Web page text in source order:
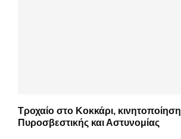
Τροχαίο στο Κοκκάρι, κινητοποίηση
Πυροσβεστικής και Αστυνομίας